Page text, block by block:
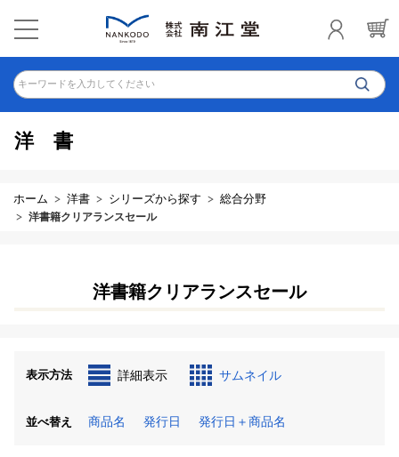
キーワードを入力してください
洋書
ホーム 洋書 シリーズから探す 総合分野
洋書籍クリアランスセール
洋書籍クリアランスセール
表示方法 詳細表示 サムネイル
並べ替え 商品名 発行日 発行日＋商品名